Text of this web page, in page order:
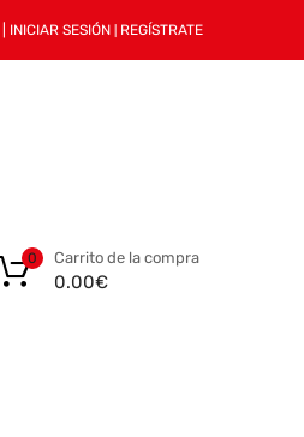
INICIAR SESIÓN REGÍSTRATE
Carrito de la compra
0.00€
0